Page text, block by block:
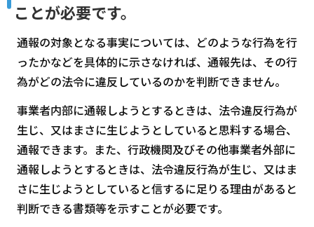
ことが必要です。
通報の対象となる事実については、どのような行為を行
ったかなどを具体的に示さなければ、通報先は、その行
為がどの法令に違反しているのかを判断できません。
事業者内部に通報しようとするときは、法令違反行為が
生じ、又はまさに生じようとしていると思料する場合、
通報できます。また、行政機関及びその他事業者外部に
通報しようとするときは、法令違反行為が生じ、又はま
さに生じようとしていると信するに足りる理由があると
判断できる書類等を示すことが必要です。